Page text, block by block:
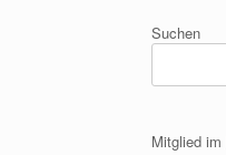
Suchen
Mitglied im